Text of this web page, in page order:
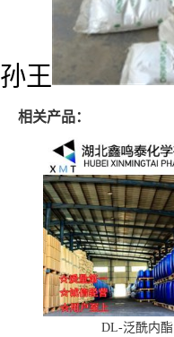
孙王
相关产品：
DL-泛酰内酯